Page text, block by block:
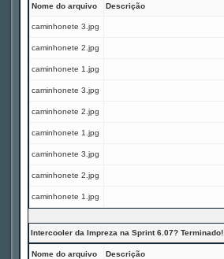
Nome do arquivo Descrição
caminhonete 3.jpg
caminhonete 2.jpg
caminhonete 1.jpg
caminhonete 3.jpg
caminhonete 2.jpg
caminhonete 1.jpg
caminhonete 3.jpg
caminhonete 2.jpg
caminhonete 1.jpg
Intercooler da Impreza na Sprint 6.07? Terminado!
Nome do arquivo Descrição